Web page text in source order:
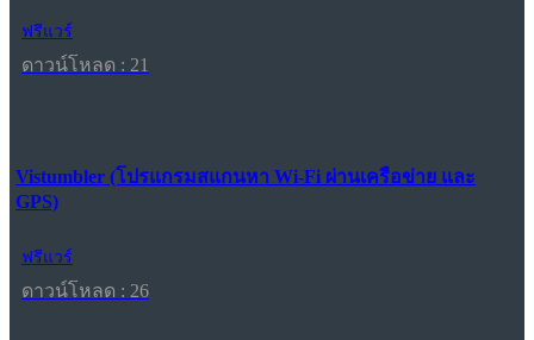
ฟรีแวร์
ดาวน์โหลด : 21
Vistumbler (โปรแกรมสแกนหา Wi-Fi ผ่านเครือข่าย และ
GPS)
ฟรีแวร์
ดาวน์โหลด : 26